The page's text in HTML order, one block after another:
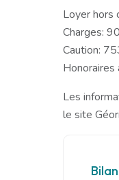
Loyer hors
Charges:
Caution:
Les
le site